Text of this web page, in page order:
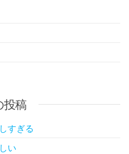
投稿
すぎる
い